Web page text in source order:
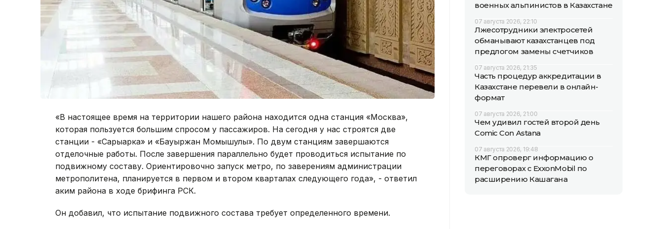
«В настоящее время на территории нашего района находится одна станция «Москва»,
которая пользуется большим спросом у пассажиров. На сегодня у нас строятся две
станции - «Сарыарка» и «Бауыржан Момышулы». По двум станциям завершаются
отделочные работы. После завершения параллельно будет проводиться испытание по
подвижному составу. Ориентировочно запуск метро, по заверениям администрации
метрополитена, планируется в первом и втором кварталах следующего года», - ответил
аким района в ходе брифинга РСК.
Он добавил, что испытание подвижного состава требует определенного времени.
военных альпинистов в Казахстане
07 августа 2026, 22:10
Лжесотрудники электросетей
обманывают казахстанцев под
предлогом замены счетчиков
07 августа 2026, 21:35
Часть процедур аккредитации в
Казахстане перевели в онлайн-
формат
07 августа 2026, 21:00
Чем удивил гостей второй день
Comic Con Astana
07 августа 2026, 19:48
КМГ опроверг информацию о
переговорах с ExxonMobil по
расширению Кашагана